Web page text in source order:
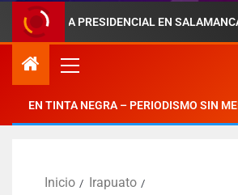
EN SALAMANCA
EN TINTA NEGRA – PERIODISMO SIN
Inicio
Irapuato